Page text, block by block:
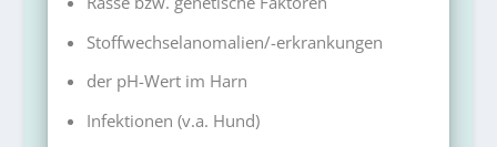
Stoffwechselanomalien/-erkrankungen
der pH-Wert im Harn
Infektionen (v.a. Hund)